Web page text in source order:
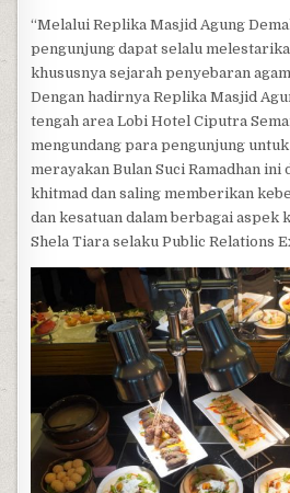
“Melalui Replika Masjid Agung
pengunjung dapat selalu
khususnya sejarah penyebaran
Dengan hadirnya Replika Masjid
tengah area Lobi Hotel Ciputra
mengundang para pengunjung
merayakan Bulan Suci Ramadhan ini
khitmad dan saling memberikan
dan kesatuan dalam berbagai aspek
Shela Tiara selaku Public Relations